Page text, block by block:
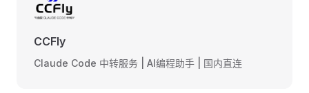
CCFly
Claude Code 中转服务 | AI编程助手 | 国内直连